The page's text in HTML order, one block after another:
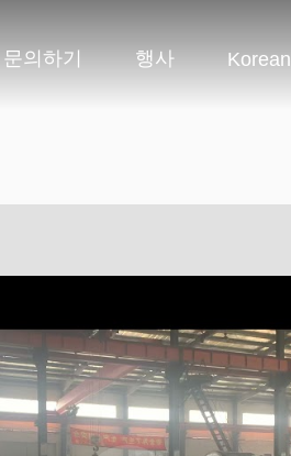
문의하기 행사 Korean